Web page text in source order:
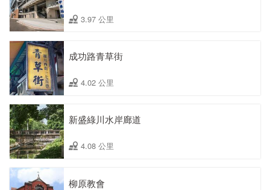
3.97 公里
成功路青草街
4.02 公里
新盛綠川水岸廊道
4.08 公里
柳原教會